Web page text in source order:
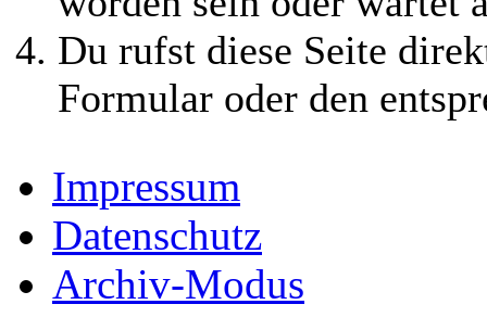
Du rufst diese Seite
Formular oder den
Impressum
Datenschutz
Archiv-Modus